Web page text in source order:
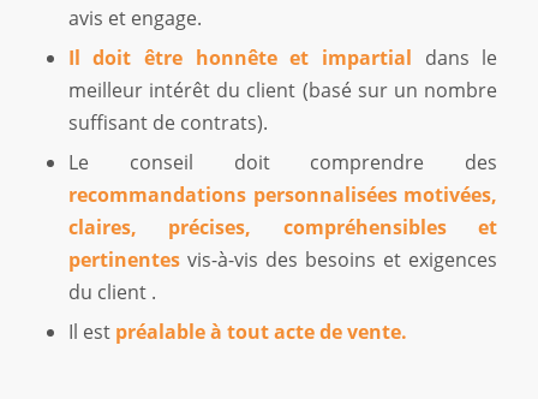
avis et engage.
Il doit être honnête et impartial dans le
meilleur intérêt du client (basé sur un nombre
suffisant de contrats).
Le conseil doit comprendre des
recommandations personnalisées motivées,
claires, précises, compréhensibles et
pertinentesvis-à-vis des besoins et exigences
du client .
Il est préalable à tout acte de vente.